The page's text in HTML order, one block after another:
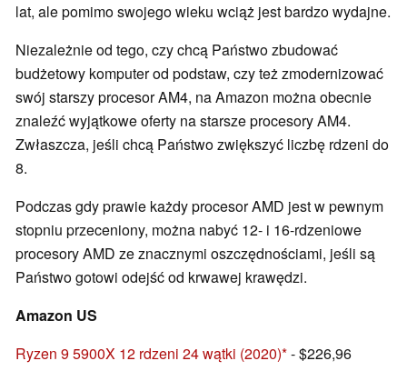
lat, ale pomimo swojego wieku wciąż jest bardzo wydajne.
Niezależnie od tego, czy chcą Państwo zbudować
budżetowy komputer od podstaw, czy też zmodernizować
swój starszy procesor AM4, na Amazon można obecnie
znaleźć wyjątkowe oferty na starsze procesory AM4.
Zwłaszcza, jeśli chcą Państwo zwiększyć liczbę rdzeni do
8.
Podczas gdy prawie każdy procesor AMD jest w pewnym
stopniu przeceniony, można nabyć 12- i 16-rdzeniowe
procesory AMD ze znacznymi oszczędnościami, jeśli są
Państwo gotowi odejść od krwawej krawędzi.
Amazon US
Ryzen 9 5900X 12 rdzeni 24 wątki (2020) - $226,96